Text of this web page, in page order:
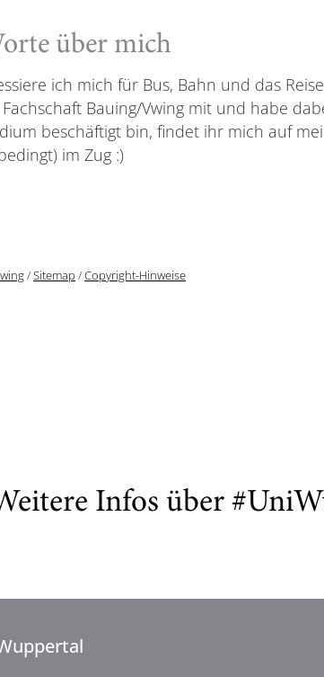
über mich
ich mich für Bus, Bahn und das
Bauing/Vwing mit und habe
beschäftigt bin, findet ihr mich auf
im Zug :)
/Sitemap /Copyright-Hinweise
Infos über